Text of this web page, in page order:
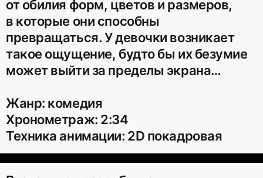
от обилия форм, цветов и размеров,
в которые они способны
превращаться. У девочки возникает
такое ощущение, будто бы их безумие
может выйти за пределы экрана…
Жанр: комедия
Хронометраж: 2:34
Техника анимации: 2D покадровая